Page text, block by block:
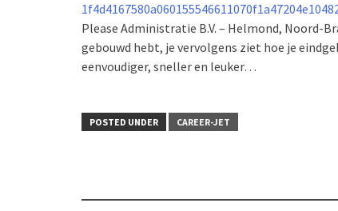
Please Administratie B.V. – Helmond, Noord-
gebouwd hebt, je vervolgens ziet hoe je
eenvoudiger, sneller en leuker…
POSTED UNDER CAREER-JET